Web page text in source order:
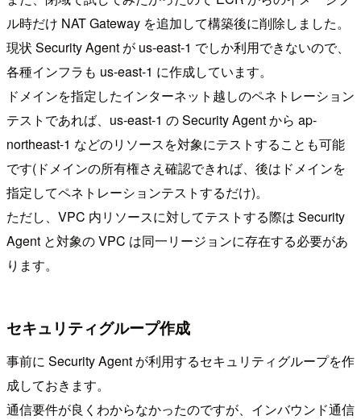
ル時だけ NAT Gateway を追加して構築後に削除しました。
現状 Security Agent が us-east-1 でしか利用できないので、
各種インフラも us-east-1 に作成しています。
ドメインを指定したインターネット越しのペネトレーション
テストであれば、us-east-1 の Security Agent から ap-
northeast-1 などのリソースを対象にテストすることも可能
です(ドメインの所有権さえ確認できれば、後はドメインを
指定してペネトレーションテストするだけ)。
ただし、VPC 内リソースに対してテストする際は Security
Agent と対象の VPC は同一リージョンに存在する必要があ
ります。
セキュリティグループ作成
事前に Security Agent が利用するセキュリティグループを作
成しておきます。
通信要件が良くわからなかったのですが、インバウンド通信